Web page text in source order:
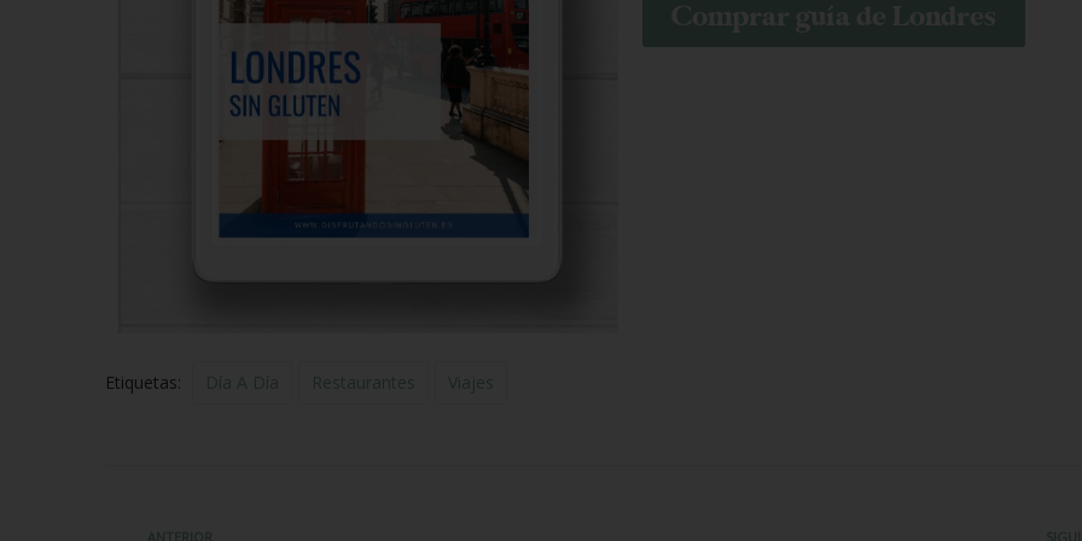
Comprar guía de Londres
Etiquetas: Día A Día Restaurantes Viajes
ANTERIOR